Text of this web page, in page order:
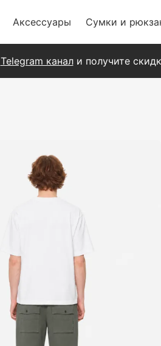
Аксессуары Сумки и
Telegram канали получите